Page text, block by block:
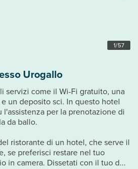
1/57
Urogallo
servizi come il Wi-Fi gratuito, una
un deposito sci. In questo hotel
per la prenotazione di
da ballo.
ristorante di un hotel, che serve il
se preferisci restare nel tuo
in camera. Dissetati con il tuo d...